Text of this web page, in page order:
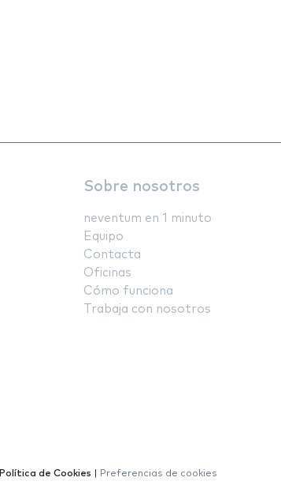
Sobre nosotros
neventum en 1 minuto
Equipo
Contacta
Oficinas
Cómo funciona
Trabaja con nosotros
Política de Cookies Preferencias de cookies